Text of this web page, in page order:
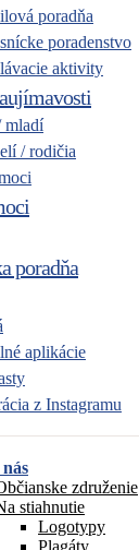
poradňa
poradenstvo
aktivity
mladí
/ rodičia
poradňa
aplikácie
z Instagramu
združenie
stiahnutie
Logotypy
Plagáty